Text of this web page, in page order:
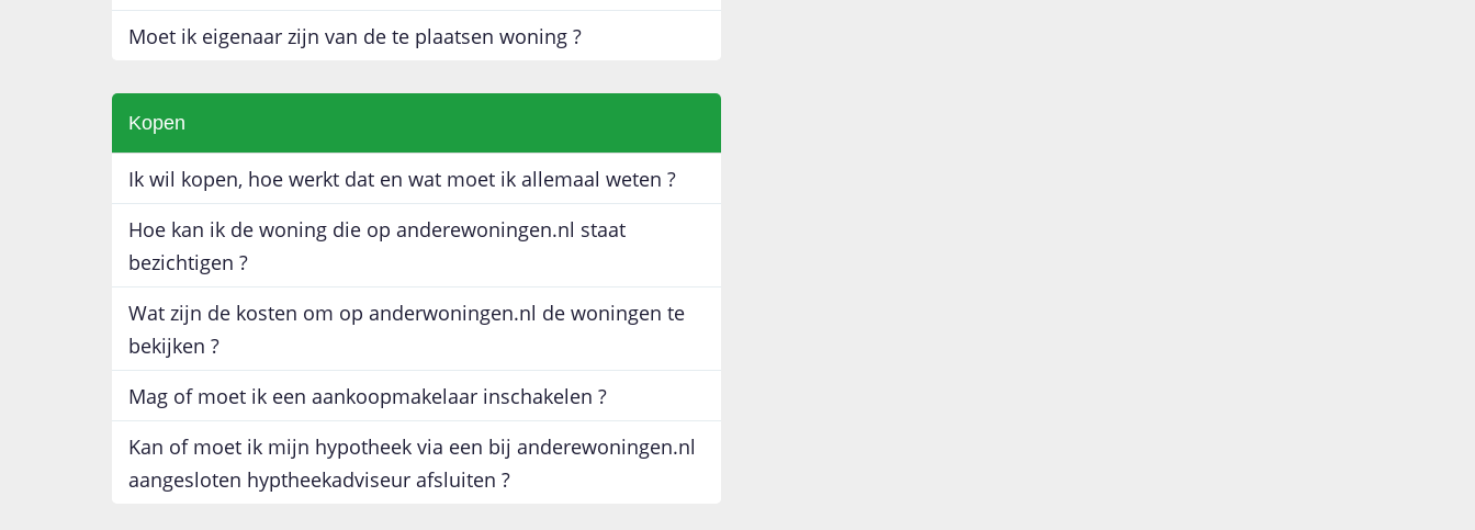
Moet ik eigenaar zijn van de te plaatsen woning ?
Kopen
Ik wil kopen, hoe werkt dat en wat moet ik allemaal weten ?
Hoe kan ik de woning die op anderewoningen.nl staat
bezichtigen ?
Wat zijn de kosten om op anderwoningen.nl de woningen te
bekijken ?
Mag of moet ik een aankoopmakelaar inschakelen ?
Kan of moet ik mijn hypotheek via een bij anderewoningen.nl
aangesloten hyptheekadviseur afsluiten ?